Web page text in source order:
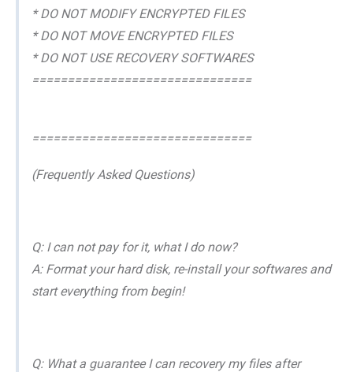
* DO NOT MODIFY ENCRYPTED FILES
* DO NOT MOVE ENCRYPTED FILES
* DO NOT USE RECOVERY SOFTWARES
===============================
===============================
(Frequently Asked Questions)
Q: I can not pay for it, what I do now?
A: Format your hard disk, re-install your softwares and
start everything from begin!
Q: What a guarantee I can recovery my files after